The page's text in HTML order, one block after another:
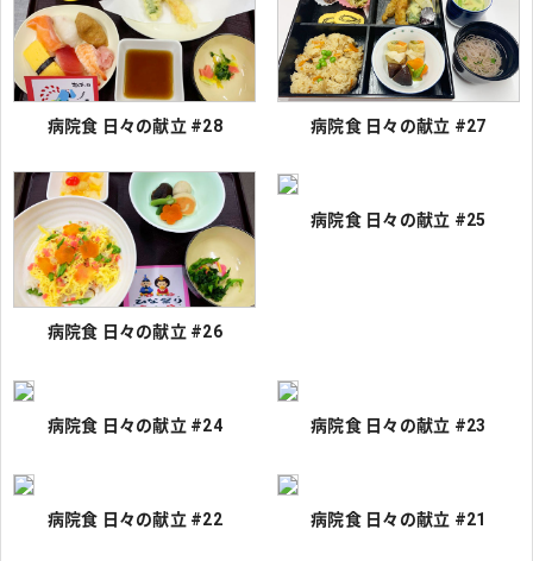
病院食 日々の献立 #28 病院食 日々の献立 #27
病院食 日々の献立 #26
病院食 日々の献立 #25
病院食 日々の献立 #24 病院食 日々の献立 #23
病院食 日々の献立 #22 病院食 日々の献立 #21